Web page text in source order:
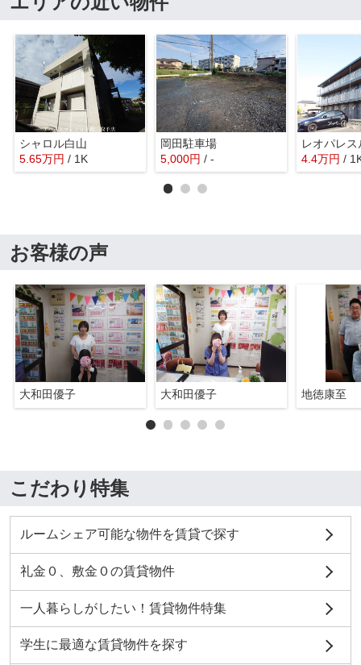
シャロル白山
5.65万円 / 1K
岡田駐車場
5,000円 / -
レオパレ
4.4万円 /
お客様の声
大和田優子 大和田優子 地徳康至
こだわり特集
ルームシェア可能な物件を賃貸で探す
礼金０、敷金０の賃貸物件
一人暮らしがしたい！賃貸物件特集
学生に最適な賃貸物件を探す